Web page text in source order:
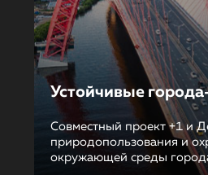
Устойчивые
Совместный проект +1 и
природопользования и
окружающей среды